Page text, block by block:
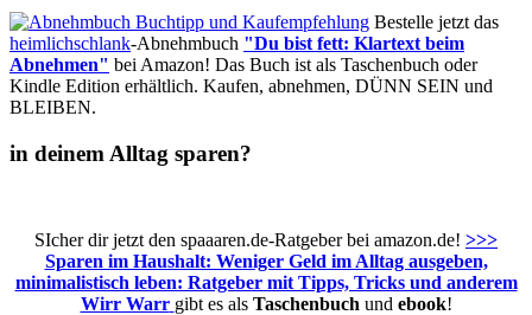
Bestelle jetzt das
heimlichschlank-Abnehmbuch "Du bist fett: Klartext beim
Abnehmen" bei Amazon! Das Buch ist als Taschenbuch oder
Kindle Edition erhältlich. Kaufen, abnehmen, DÜNN SEIN und
BLEIBEN.
in deinem Alltag sparen?
SIcher dir jetzt den spaaaren.de-Ratgeber bei amazon.de! >>>
Sparen im Haushalt: Weniger Geld im Alltag ausgeben,
minimalistisch leben: Ratgeber mit Tipps, Tricks und anderem
Wirr Warr gibt es als Taschenbuch und ebook!